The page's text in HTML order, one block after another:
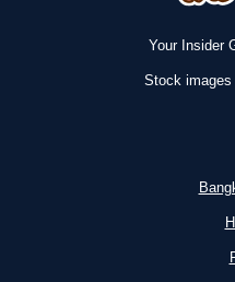
Your Insider
Stock images